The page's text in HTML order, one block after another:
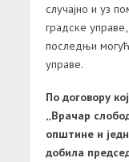
случајно и уз
градске управе,
последњи
управе.
По договору
„Врачар
општине и
добила